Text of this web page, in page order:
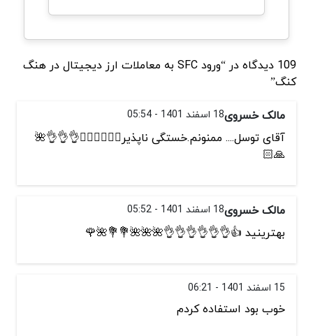
109 دیدگاه در “ورود SFC به معاملات ارز دیجیتال در هنگ
کنگ”
مالک خسروی18 اسفند 1401 - 05:54
آقای توسل.... ممنونم.خستگی ناپذیر✌🏻✌🏻✌🏻👌👌👌🌺
🙏🏻
مالک خسروی18 اسفند 1401 - 05:52
بهترینید 👍👌👌👌👌👌👌🌺🌺🌺💐💐🌺🌹
15 اسفند 1401 - 06:21
خوب بود استفاده کردم